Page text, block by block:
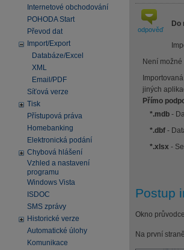
Internetové obchodování
POHODA Start
Převod dat
Import/Export
Databáze/Excel
XML
Email/PDF
Síťová verze
Tisk
Přístupová práva
Homebanking
Elektronická podání
Chybová hlášení
Vzhled a nastavení
programu
Windows Vista
ISDOC
SMS zprávy
Historické verze
Automatické úlohy
Komunikace
odpověď
Do
Není
jiných
Přímo
*.mdb -
*.dbf -
*.xlsx -
Postup
Okno průvodce
Na první straně